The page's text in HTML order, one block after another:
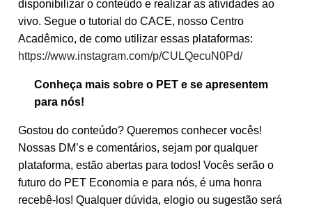
disponibilizar o conteúdo e realizar as atividades ao
vivo. Segue o tutorial do CACE, nosso Centro
Acadêmico, de como utilizar essas plataformas:
https://www.instagram.com/p/CULQecuN0Pd/
Conheça mais sobre o PET e se apresentem
para nós!
Gostou do conteúdo? Queremos conhecer vocês!
Nossas DM’s e comentários, sejam por qualquer
plataforma, estão abertas para todos! Vocês serão o
futuro do PET Economia e para nós, é uma honra
recebê-los! Qualquer dúvida, elogio ou sugestão será